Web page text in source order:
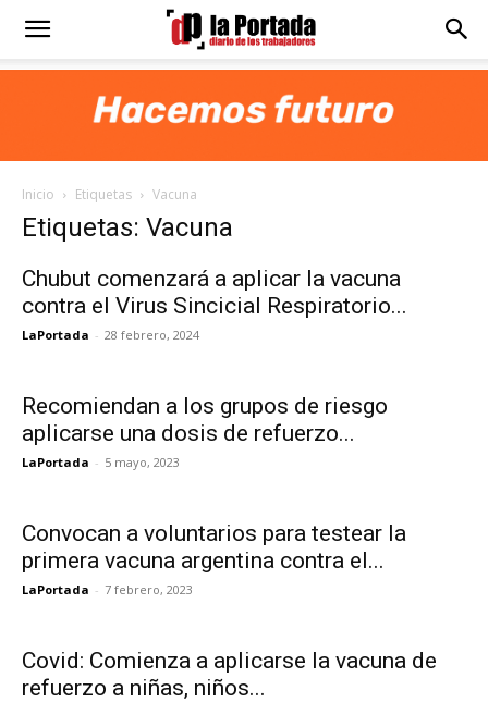
Diario
Portada
Inicio Etiquetas Vacuna
Etiquetas: Vacuna
Chubut comenzará a aplicar la vacuna
contra el Virus Sincicial Respiratorio...
LaPortada - 28 febrero, 2024
Recomiendan a los grupos de riesgo
aplicarse una dosis de refuerzo...
LaPortada - 5 mayo, 2023
Convocan a voluntarios para testear la
primera vacuna argentina contra el...
LaPortada - 7 febrero, 2023
Covid: Comienza a aplicarse la vacuna de
refuerzo a niñas, niños...